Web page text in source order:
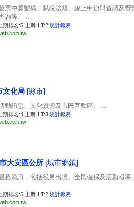
票中獎號碼、賦稅法規、線上申辦與查調及營
詢等。 ...
上期排名:5 上期HIT:2 統計報表
文化局 [縣市]
動訊息、文化資源及市民互動區。 ...
上期排名:4 上期HIT:3 統計報表
大安區公所 [城市鄉鎮]
務資訊，包括役男出境、全民健保及活動報導
上期排名:5 上期HIT:2 統計報表